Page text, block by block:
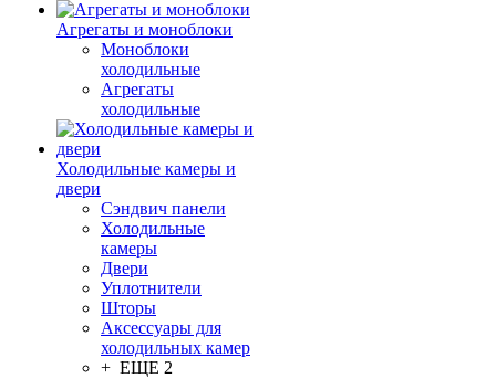
Агрегаты и моноблоки
Моноблоки
холодильные
Агрегаты
холодильные
Холодильные камеры и
двери
Сэндвич панели
Холодильные
камеры
Двери
Уплотнители
Шторы
Аксессуары для
холодильных камер
+ ЕЩЕ 2